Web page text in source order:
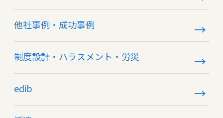
他社事例・成功事例
制度設計・ハラスメント・労災
edib